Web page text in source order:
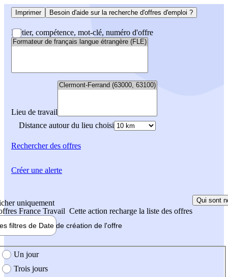
Imprimer Besoin d'aide sur la recherche d'offres d'emploi ?
Métier, compétence, mot-clé, numéro d'offre
Lieu de travail
Distance autour du lieu choisi
Rechercherdes offres
uniquement
France Travail Cette action recharge la liste des offres
Qui sont
filtres de Date de création de l'offre
création de l'offre
Un jour
Trois jours
Créer une alerte